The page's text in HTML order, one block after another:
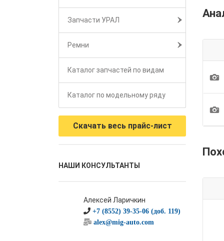
Запчасти УРАЛ
Ремни
Каталог запчастей по видам
Каталог по модельному ряду
Скачать весь прайс-лист
НАШИ КОНСУЛЬТАНТЫ
Алексей Ларичкин
+7 (8552) 39-35-06 (доб. 119)
alex@mig-auto.com
1
1